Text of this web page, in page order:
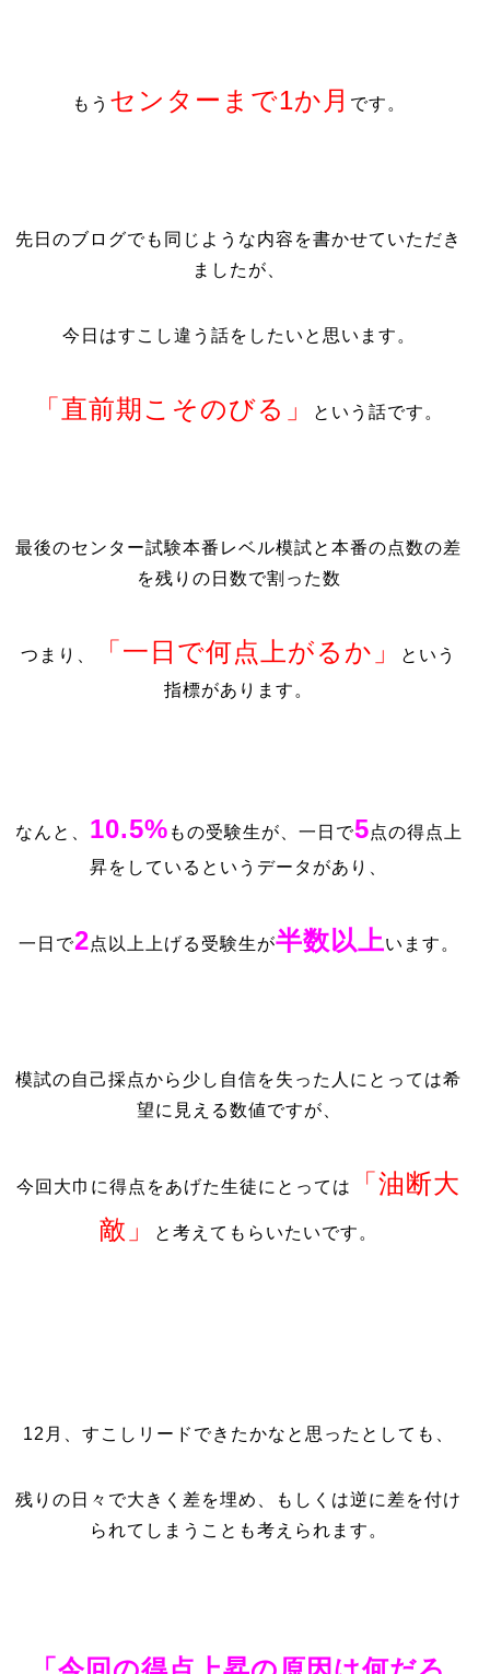
もう センターまで1か月 です。
先日のブログでも同じような内容を書かせていただき
ましたが、
今日はすこし違う話をしたいと思います。
「直前期こそのびる」 という話です。
最後のセンター試験本番レベル模試と本番の点数の差
を残りの日数で割った数
つまり、 「一日で何点上がるか」
という
指標があります。
なんと、 10.5% もの受験生が、一日で5点の得点上
昇をしているというデータがあり、
一日で2点以上上げる受験生が半数以上います。
模試の自己採点から少し自信を失った人にとっては希
望に見える数値ですが、
今回大巾に得点をあげた生徒にとっては
「油断大
敵」
と考えてもらいたいです。
12月、すこしリードできたかなと思ったとしても、
残りの日々で大きく差を埋め、もしくは逆に差を付け
られてしまうことも考えられます。